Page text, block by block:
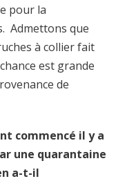
pour la
Admettons que
à collier fait
est grande
de
commencé il y a
une quarantaine
a-t-il